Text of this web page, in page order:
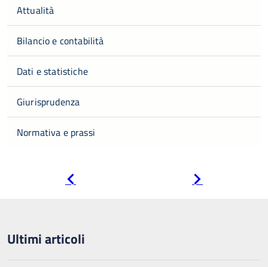
Attualità
Bilancio e contabilità
Dati e statistiche
Giurisprudenza
Normativa e prassi
Ultimi articoli